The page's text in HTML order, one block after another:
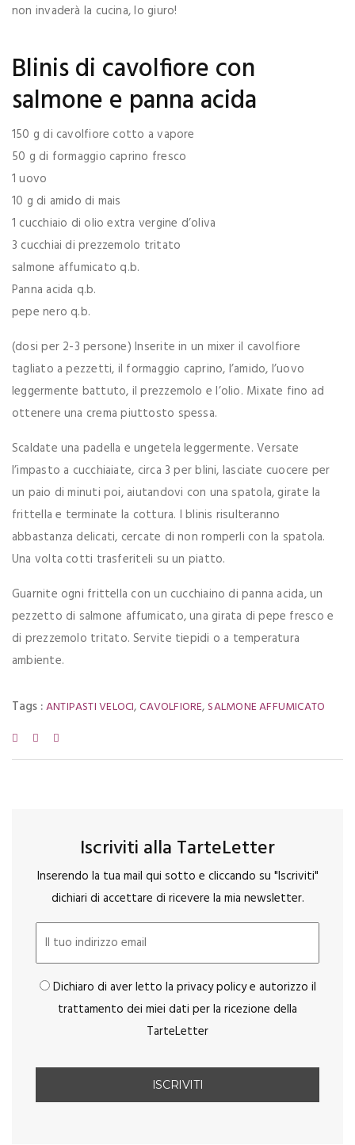
non invaderà la cucina, lo giuro!
Blinis di cavolfiore con
salmone e panna acida
150 g di cavolfiore cotto a vapore
50 g di formaggio caprino fresco
1 uovo
10 g di amido di mais
1 cucchiaio di olio extra vergine d’oliva
3 cucchiai di prezzemolo tritato
salmone affumicato q.b.
Panna acida q.b.
pepe nero q.b.
(dosi per 2-3 persone) Inserite in un mixer il cavolfiore
tagliato a pezzetti, il formaggio caprino, l’amido, l’uovo
leggermente battuto, il prezzemolo e l’olio. Mixate fino ad
ottenere una crema piuttosto spessa.
Scaldate una padella e ungetela leggermente. Versate
l’impasto a cucchiaiate, circa 3 per blini, lasciate cuocere per
un paio di minuti poi, aiutandovi con una spatola, girate la
frittella e terminate la cottura. I blinis risulteranno
abbastanza delicati, cercate di non romperli con la spatola.
Una volta cotti trasferiteli su un piatto.
Guarnite ogni frittella con un cucchiaino di panna acida, un
pezzetto di salmone affumicato, una girata di pepe fresco e
di prezzemolo tritato. Servite tiepidi o a temperatura
ambiente.
Tags :ANTIPASTI VELOCI,CAVOLFIORE, SALMONE AFFUMICATO
Iscriviti alla TarteLetter
Inserendo la tua mail qui sotto e cliccando su "Iscriviti"
dichiari di accettare di ricevere la mia newsletter.
Dichiaro di aver letto la privacy policy e autorizzo il
trattamento dei miei dati per la ricezione della
TarteLetter